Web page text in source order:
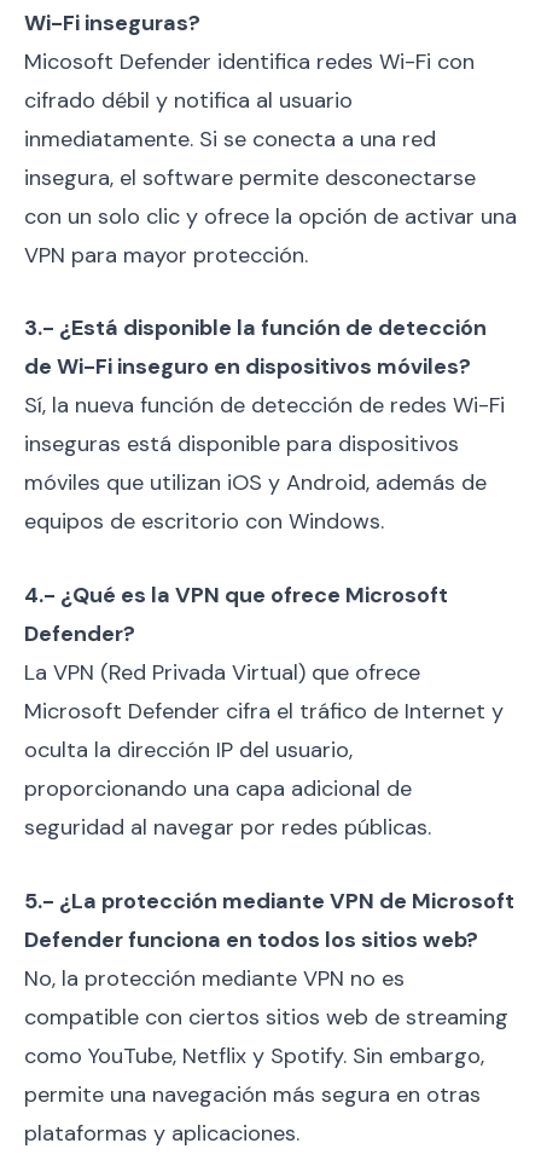
Wi-Fi inseguras?
Micosoft Defender identifica redes Wi-Fi con
cifrado débil y notifica al usuario
inmediatamente. Si se conecta a una red
insegura, el software permite desconectarse
con un solo clic y ofrece la opción de activar una
VPN para mayor protección.
3.- ¿Está disponible la función de detección
de Wi-Fi inseguro en dispositivos móviles?
Sí, la nueva función de detección de redes Wi-Fi
inseguras está disponible para dispositivos
móviles que utilizan iOS y Android, además de
equipos de escritorio con Windows.
4.- ¿Qué es la VPN que ofrece Microsoft
Defender?
La VPN (Red Privada Virtual) que ofrece
Microsoft Defender cifra el tráfico de Internet y
oculta la dirección IP del usuario,
proporcionando una capa adicional de
seguridad al navegar por redes públicas.
5.- ¿La protección mediante VPN de Microsoft
Defender funciona en todos los sitios web?
No, la protección mediante VPN no es
compatible con ciertos sitios web de streaming
como YouTube, Netflix y Spotify. Sin embargo,
permite una navegación más segura en otras
plataformas y aplicaciones.